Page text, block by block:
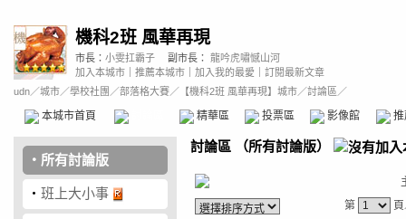
機科2班 風華再現
市長： 小雯扛霸子 副市長： 龍吟虎嘯憾山河
加入本城市
推薦本城市 加入我的最愛
訂閱最新文章
udn／城市／學校社團 ／部落格大賽／ 【機科2班 風華再現】城市／討論區／
本城市首頁 精華區 投票區 影像館
‧ 所有討論版
‧ 班上大小事
討論區 （所有討論版）
第